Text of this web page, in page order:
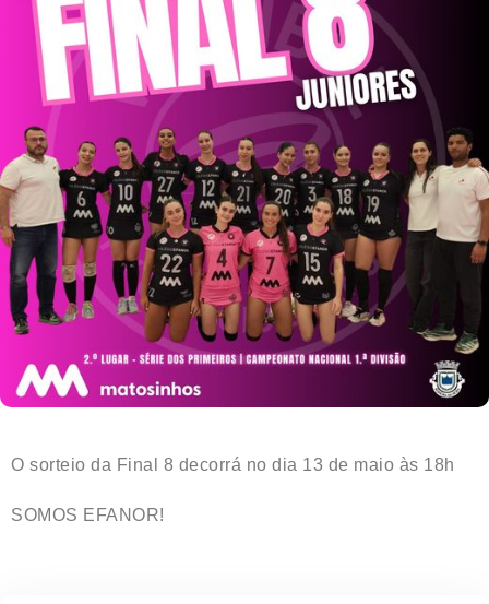
O sorteio da Final 8 decorrá no dia 13 de maio às 18h
SOMOS EFANOR!